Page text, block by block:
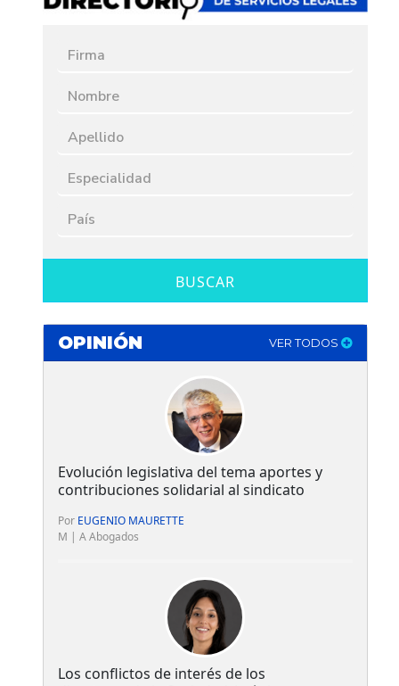
BUSCAR
OPINIÓN VER TODOS
Evolución legislativa del tema aportes y
contribuciones solidarial al sindicato
Por EUGENIO MAURETTE
M | A Abogados
Los conflictos de interés de los